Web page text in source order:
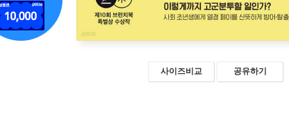
사이즈비교 공유하기